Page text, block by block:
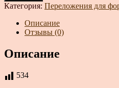
Категория: Переложения для
Описание
Отзывы (0)
Описание
534